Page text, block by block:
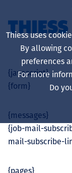
About
{javascript}
{form}
{messages}
{job-mail-
mail-subscribe-
{pages}
Thiess uses
By allowing
preferences
For more
Do